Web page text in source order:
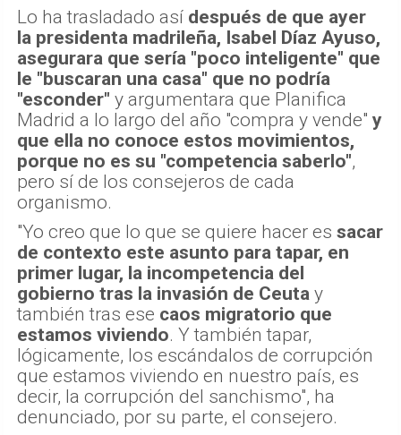
Lo ha trasladado así después de que ayer
la presidenta madrileña, Isabel Díaz Ayuso,
asegurara que sería "poco inteligente" que
le "buscaran una casa" que no podría
"esconder" y argumentara que Planifica
Madrid a lo largo del año "compra y vende" y
que ella no conoce estos movimientos,
porque no es su "competencia saberlo",
pero sí de los consejeros de cada
organismo.
"Yo creo que lo que se quiere hacer es sacar
de contexto este asunto para tapar, en
primer lugar, la incompetencia del
gobierno tras la invasión de Ceuta y
también tras ese caos migratorio que
estamos viviendo. Y también tapar,
lógicamente, los escándalos de corrupción
que estamos viviendo en nuestro país, es
decir, la corrupción del sanchismo", ha
denunciado, por su parte, el consejero.